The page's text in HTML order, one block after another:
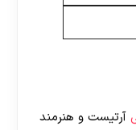
آرتیست و هنرمند